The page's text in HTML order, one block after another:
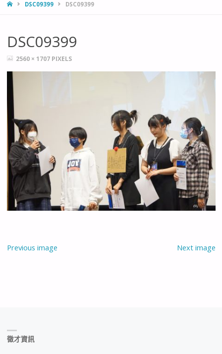
HOMEDSC09399 DSC09399
DSC09399
FULL2560 × 1707 PIXELS
Previous image Next image
徵才資訊